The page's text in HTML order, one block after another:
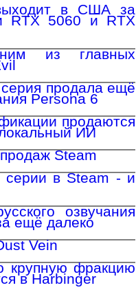
в США за
RTX 5060 и RTX
из главных
продала ещё
Persona 6
продаются
ИИ
Steam
серии в Steam - и
озвучания
ещё далеко
Vein
крупную фракцию
в Harbinger